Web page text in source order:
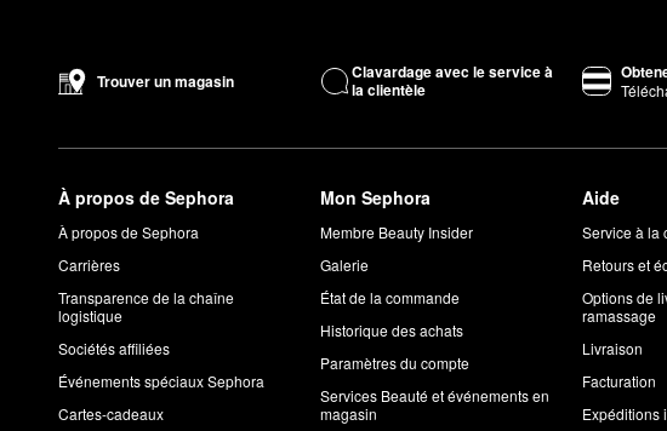
Trouver un magasin
Clavardage avec le service à
la clientèle
À propos de Sephora
À propos de Sephora
Carrières
Transparence de la chaîne
logistique
Sociétés affiliées
Événements spéciaux Sephora
Cartes-cadeaux
Mon Sephora
Membre Beauty Insider
Galerie
État de la commande
Historique des achats
Paramètres du compte
Services Beauté et événements en
magasin
Aide
Service à la
Retours et
Options de
ramassage
Livraison
Facturation
Expéditions